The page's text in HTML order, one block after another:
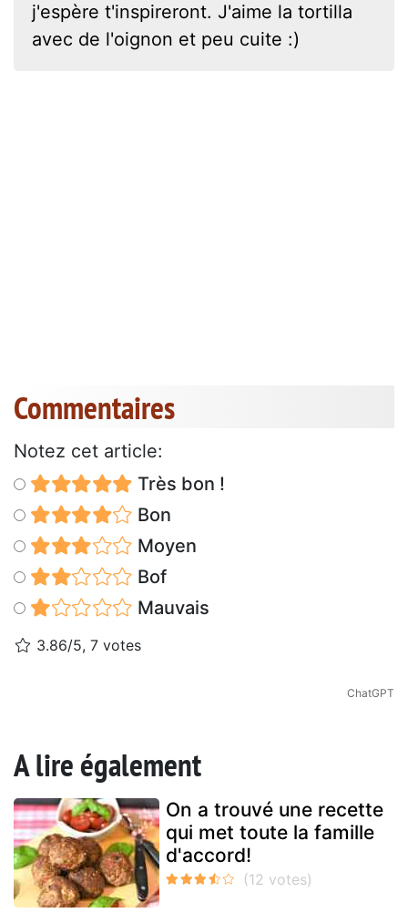
j'espère t'inspireront. J'aime la tortilla
avec de l'oignon et peu cuite :)
Commentaires
Notez cet article:
Très bon !
Bon
Moyen
Bof
Mauvais
3.86/5, 7 votes
ChatGPT
A lire également
On a trouvé une recette
qui met toute la famille
d'accord!